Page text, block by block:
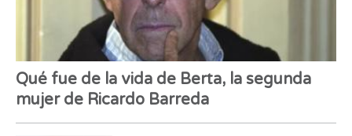
Qué fue de la vida de Berta, la segunda
mujer de Ricardo Barreda